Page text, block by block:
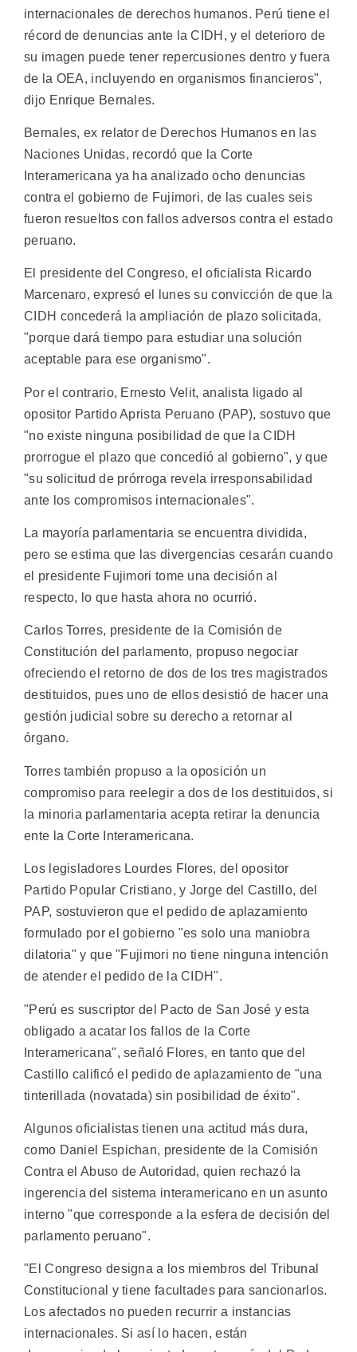
internacionales de derechos humanos. Perú tiene el
récord de denuncias ante la CIDH, y el deterioro de
su imagen puede tener repercusiones dentro y fuera
de la OEA, incluyendo en organismos financieros",
dijo Enrique Bernales.
Bernales, ex relator de Derechos Humanos en las
Naciones Unidas, recordó que la Corte
Interamericana ya ha analizado ocho denuncias
contra el gobierno de Fujimori, de las cuales seis
fueron resueltos con fallos adversos contra el estado
peruano.
El presidente del Congreso, el oficialista Ricardo
Marcenaro, expresó el lunes su convicción de que la
CIDH concederá la ampliación de plazo solicitada,
"porque dará tiempo para estudiar una solución
aceptable para ese organismo".
Por el contrario, Ernesto Velit, analista ligado al
opositor Partido Aprista Peruano (PAP), sostuvo que
"no existe ninguna posibilidad de que la CIDH
prorrogue el plazo que concedió al gobierno", y que
"su solicitud de prórroga revela irresponsabilidad
ante los compromisos internacionales".
La mayoría parlamentaria se encuentra dividida,
pero se estima que las divergencias cesarán cuando
el presidente Fujimori tome una decisión al
respecto, lo que hasta ahora no ocurrió.
Carlos Torres, presidente de la Comisión de
Constitución del parlamento, propuso negociar
ofreciendo el retorno de dos de los tres magistrados
destituidos, pues uno de ellos desistió de hacer una
gestión judicial sobre su derecho a retornar al
órgano.
Torres también propuso a la oposición un
compromiso para reelegir a dos de los destituidos, si
la minoria parlamentaria acepta retirar la denuncia
ente la Corte Interamericana.
Los legisladores Lourdes Flores, del opositor
Partido Popular Cristiano, y Jorge del Castillo, del
PAP, sostuvieron que el pedido de aplazamiento
formulado por el gobierno "es solo una maniobra
dilatoria" y que "Fujimori no tiene ninguna intención
de atender el pedido de la CIDH".
"Perú es suscriptor del Pacto de San José y esta
obligado a acatar los fallos de la Corte
Interamericana", señaló Flores, en tanto que del
Castillo calificó el pedido de aplazamiento de "una
tinterillada (novatada) sin posibilidad de éxito".
Algunos oficialistas tienen una actitud más dura,
como Daniel Espichan, presidente de la Comisión
Contra el Abuso de Autoridad, quien rechazó la
ingerencia del sistema interamericano en un asunto
interno "que corresponde a la esfera de decisión del
parlamento peruano".
"El Congreso designa a los miembros del Tribunal
Constitucional y tiene facultades para sancionarlos.
Los afectados no pueden recurrir a instancias
internacionales. Si así lo hacen, están